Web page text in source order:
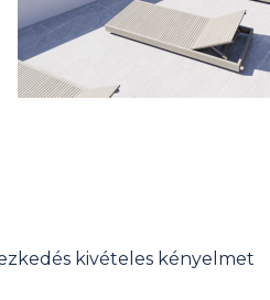
kivételes kényelmet